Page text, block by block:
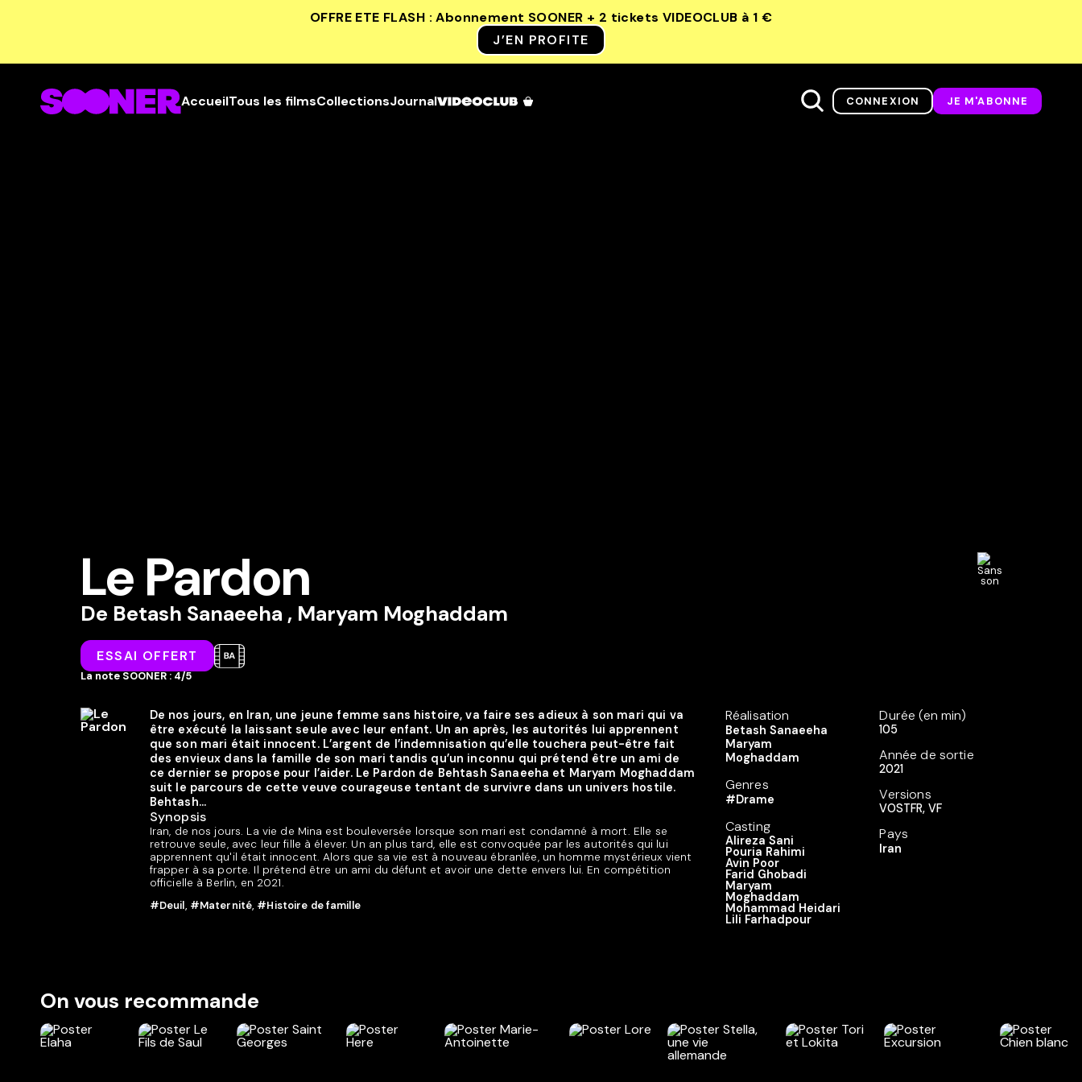
OFFRE ETE FLASH : Abonnement SOONER + 2 tickets VIDEOCLUB à 1 €
J’EN PROFITE
AccueilTous les filmsCollectionsJournal CONNEXION JE M'ABONNE
Le Pardon
De Betash Sanaeeha , Maryam Moghaddam
ESSAI OFFERT
La note SOONER : 4/5
De nos jours, en Iran, une jeune femme sans histoire, va faire ses adieux à son mari qui va
être exécuté la laissant seule avec leur enfant. Un an après, les autorités lui apprennent
que son mari était innocent. L’argent de l’indemnisation qu’elle touchera peut-être fait
des envieux dans la famille de son mari tandis qu’un inconnu qui prétend être un ami de
ce dernier se propose pour l’aider. Le Pardon de Behtash Sanaeeha et Maryam Moghaddam
suit le parcours de cette veuve courageuse tentant de survivre dans un univers hostile.
Behtash...
Synopsis
Iran, de nos jours. La vie de Mina est bouleversée lorsque son mari est condamné à mort. Elle se
retrouve seule, avec leur fille à élever. Un an plus tard, elle est convoquée par les autorités qui lui
apprennent qu'il était innocent. Alors que sa vie est à nouveau ébranlée, un homme mystérieux vient
frapper à sa porte. Il prétend être un ami du défunt et avoir une dette envers lui. En compétition
officielle à Berlin, en 2021.
#Deuil, #Maternité, #Histoire de famille
Réalisation
Betash Sanaeeha
Maryam
Moghaddam
Genres
#Drame
Casting
Alireza Sani
Pouria Rahimi
Avin Poor
Farid Ghobadi
Maryam
Moghaddam
Mohammad Heidari
Lili Farhadpour
Durée (en min)
105
Année de sortie
2021
Versions
VOSTFR, VF
Pays
Iran
On vous recommande